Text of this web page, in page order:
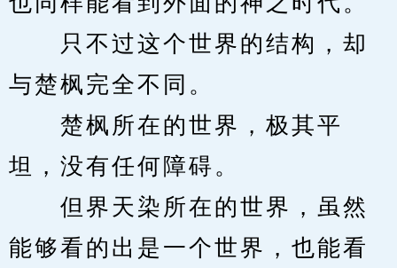
只不过这个世界的结构，却
与楚枫完全不同。
楚枫所在的世界，极其平
坦，没有任何障碍。
但界天染所在的世界，虽然
能够看的出是一个世界，也能看